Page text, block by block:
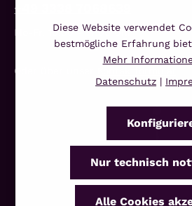
+49 3338 7068639
Mo-Fr, 10:00 - 14:00 Uhr
Oder über unser
Diese Website verwendet
bestmögliche Erfahrung
Mehr
Datenschutz |
Nur technisch
Alle Cookies